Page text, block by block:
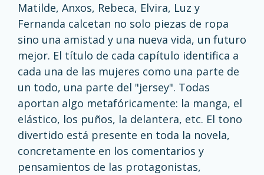
Matilde, Anxos, Rebeca, Elvira, Luz y
Fernanda calcetan no solo piezas de ropa
sino una amistad y una nueva vida, un futuro
mejor. El título de cada capítulo identifica a
cada una de las mujeres como una parte de
un todo, una parte del "jersey". Todas
aportan algo metafóricamente: la manga, el
elástico, los puños, la delantera, etc. El tono
divertido está presente en toda la novela,
concretamente en los comentarios y
pensamientos de las protagonistas,